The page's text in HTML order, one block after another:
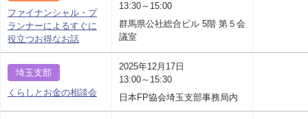
ファイナンシャル・プ
ランナーによるすぐに
役立つお得なお話
13:30～15:00
群馬県公社総合ビル 5階 第５会
議室
埼玉支部
くらしとお金の相談会
2025年12月17日
13:00～15:30
日本FP協会埼玉支部事務局内